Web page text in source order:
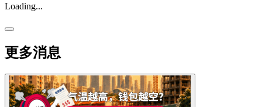
Loading...
更多消息